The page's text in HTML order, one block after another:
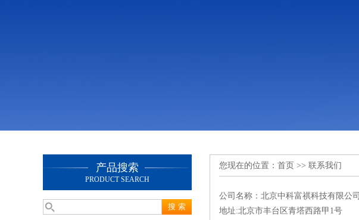
产品搜索
PRODUCT SEARCH
您现在的位置： 首页 >> 联系我们
公司名称：北京中科富祺科技有限公司
地址:北京市丰台区青塔西路甲1号